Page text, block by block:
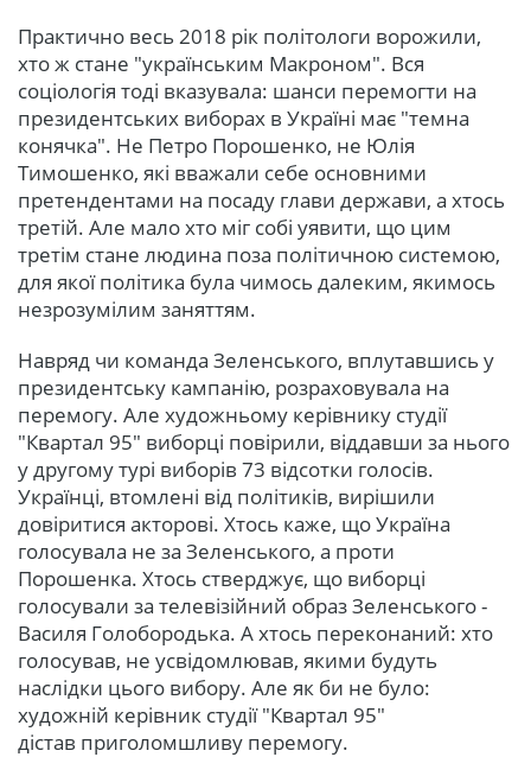
Практично весь 2018 рік політологи ворожили,
хто ж стане "українським Макроном". Вся
соціологія тоді вказувала: шанси перемогти на
президентських виборах в Україні має "темна
конячка". Не Петро Порошенко, не Юлія
Тимошенко, які вважали себе основними
претендентами на посаду глави держави, а хтось
третій. Але мало хто міг собі уявити, що цим
третім стане людина поза політичною системою,
для якої політика була чимось далеким, якимось
незрозумілим заняттям.
Навряд чи команда Зеленського, вплутавшись у
президентську кампанію, розраховувала на
перемогу. Але художньому керівнику студії
"Квартал 95" виборці повірили, віддавши за нього
у другому турі виборів 73 відсотки голосів.
Українці, втомлені від політиків, вирішили
довіритися акторові. Хтось каже, що Україна
голосувала не за Зеленського, а проти
Порошенка. Хтось стверджує, що виборці
голосували за телевізійний образ Зеленського -
Василя Голобородька. А хтось переконаний: хто
голосував, не усвідомлював, якими будуть
наслідки цього вибору. Але як би не було:
художній керівник студії "Квартал 95"
дістав приголомшливу перемогу.